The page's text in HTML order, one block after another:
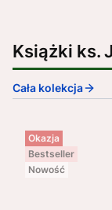
Książki ks.
Cała kolekcja
Okazja
Bestseller
Nowość